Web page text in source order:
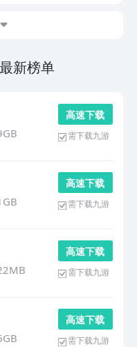
最新榜单
高 速 下 载
需下载九游
高 速 下 载
需下载九游
高 速 下 载
需下载九游
高 速 下 载
需下载九游